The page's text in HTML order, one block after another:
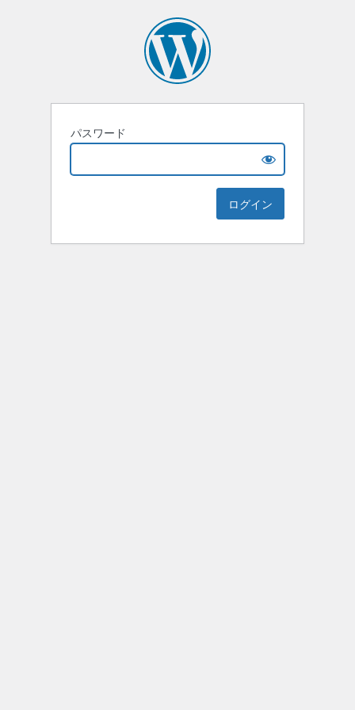
パスワード